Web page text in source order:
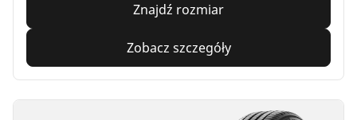
Znajdź rozmiar
Zobacz szczegóły